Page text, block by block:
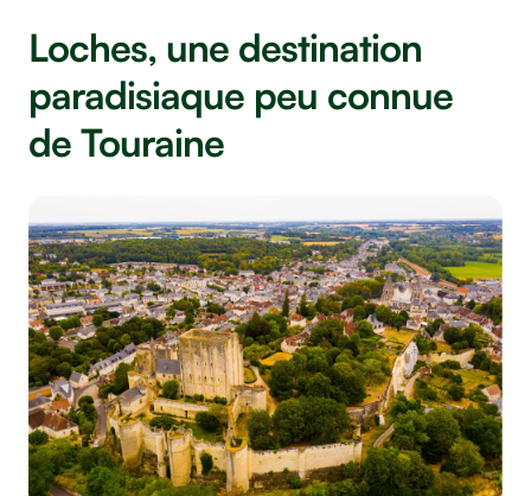
Loches, une destination
paradisiaque peu connue
de Touraine